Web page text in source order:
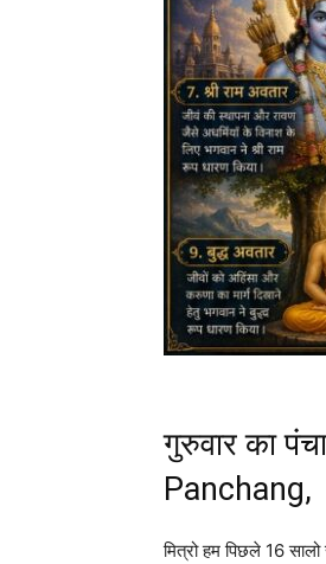
गुरुवार का
Panchang,
मित्रो हम पिछले 16